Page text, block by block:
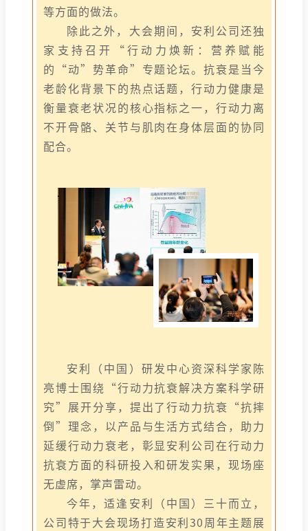
等方面的做法。
除此之外，大会期间，安利公司还独
家支持召开“行动力焕新：营养赋能
的“动”势革命”专题论坛。抗衰是当今
老龄化背景下的热点话题，行动力健康是
衡量衰老状况的核心指标之一，行动力离
不开骨骼、关节与肌肉在身体层面的协同
配合。
安利（中国）研发中心资深科学家陈
亮博士围绕“行动力抗衰解决方案科学研
究”展开分享，提出了行动力抗衰“抗摔
倒”理念，以产品与生活方式结合，助力
延缓行动力衰老，彰显安利公司在行动力
抗衰方面的科研投入和研发实果，现场座
无虚席，掌声雷动。
今年，适逢安利（中国）三十而立，
公司特于大会现场打造安利30周年主题展